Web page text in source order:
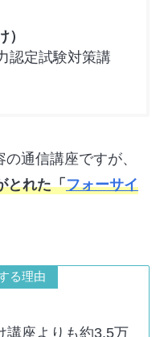
認定試験対策講
通信講座ですが、
とれた「フォーサイ
る理由
座よりも約3.5万